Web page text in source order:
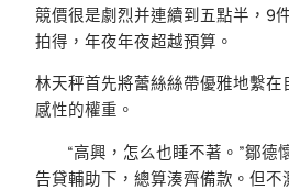
競價很是劇烈并連續到五點半，9
拍得，年夜年夜超越預算。
林天秤首先將蕾絲絲帶優雅地繫在
感性的權重。
“高興，怎么也睡不著。”鄒德
告貸輔助下，總算湊齊備款。但不